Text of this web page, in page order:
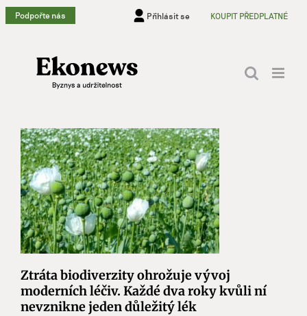
Přeskočit
na
Podpořte nás Přihlásit se KOUPIT PŘEDPLATNÉ
Ztráta biodiverzity ohrožuje vývoj
moderních léčiv. Každé dva roky kvůli ní
nevznikne jeden důležitý lék